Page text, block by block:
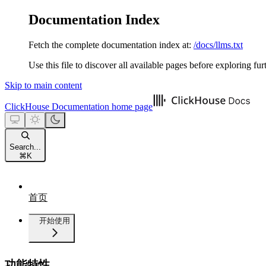
Documentation Index
Fetch the complete documentation index at: /docs/llms.txt
Use this file to discover all available pages before exploring
Skip to main content
ClickHouse Documentation home page
Search...
⌘ K
首页
开始使用